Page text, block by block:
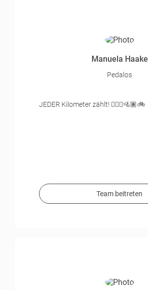
Manuela Haake
Pedalos
JEDER Kilometer zählt! 🚴🏽‍♂️🚵🏽🚲
Team beitreten